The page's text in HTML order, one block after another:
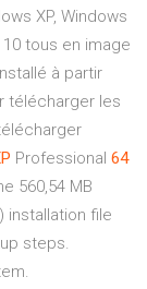
XP, Windows
tous en image
à partir
télécharger les
Professional 64
560,54 MB
installation file
steps.